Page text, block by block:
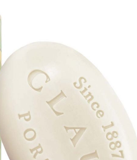
Giesen & Forsthoff
Gillette
Henson Shaving
Herold Solingen
Kasho Kai